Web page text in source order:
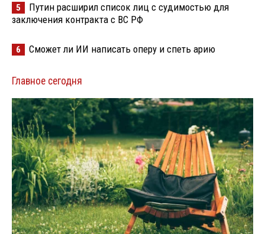
5
Путин расширил список лиц с судимостью для
заключения контракта с ВС РФ
6 Сможет ли ИИ написать оперу и спеть арию
Главное сегодня